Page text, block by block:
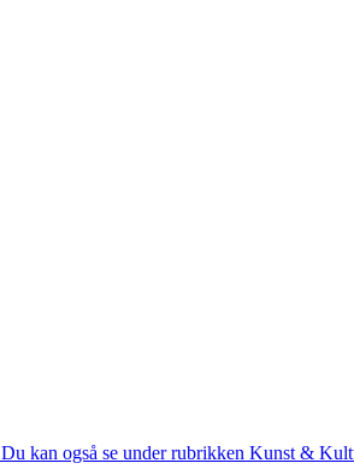
kan også se under rubrikken Kunst &